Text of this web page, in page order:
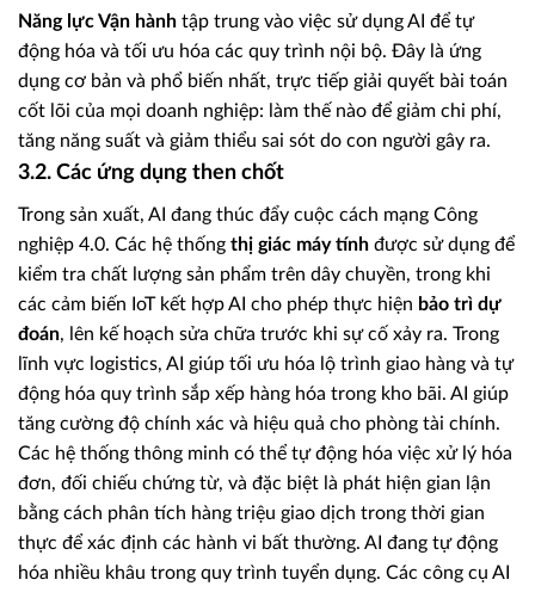
Năng lực Vận hành tập trung vào việc sử dụng AI để tự
động hóa và tối ưu hóa các quy trình nội bộ. Đây là ứng
dụng cơ bản và phổ biến nhất, trực tiếp giải quyết bài toán
cốt lõi của mọi doanh nghiệp: làm thế nào để giảm chi phí,
tăng năng suất và giảm thiểu sai sót do con người gây ra.
3.2. Các ứng dụng then chốt
Trong sản xuất, AI đang thúc đẩy cuộc cách mạng Công
nghiệp 4.0. Các hệ thống thị giác máy tính được sử dụng để
kiểm tra chất lượng sản phẩm trên dây chuyền, trong khi
các cảm biến IoT kết hợp AI cho phép thực hiện bảo trì dự
đoán, lên kế hoạch sửa chữa trước khi sự cố xảy ra. Trong
lĩnh vực logistics, AI giúp tối ưu hóa lộ trình giao hàng và tự
động hóa quy trình sắp xếp hàng hóa trong kho bãi. AI giúp
tăng cường độ chính xác và hiệu quả cho phòng tài chính.
Các hệ thống thông minh có thể tự động hóa việc xử lý hóa
đơn, đối chiếu chứng từ, và đặc biệt là phát hiện gian lận
bằng cách phân tích hàng triệu giao dịch trong thời gian
thực để xác định các hành vi bất thường. AI đang tự động
hóa nhiều khâu trong quy trình tuyển dụng. Các công cụ AI